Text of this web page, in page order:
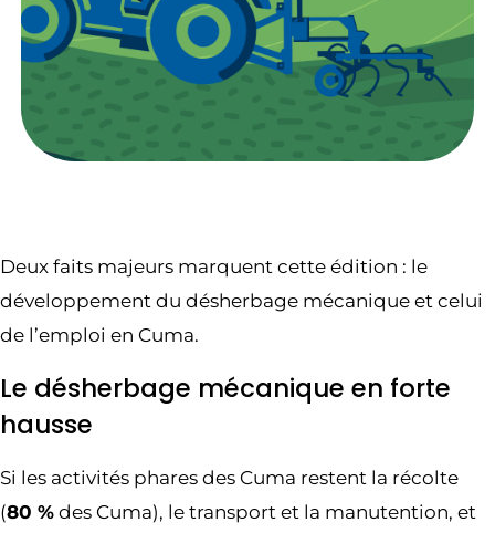
Deux faits majeurs marquent cette édition : le
développement du désherbage mécanique et celui
de l’emploi en Cuma.
Le désherbage mécanique en forte
hausse
Si les activités phares des Cuma restent la récolte
(80 % des Cuma), le transport et la manutention, et